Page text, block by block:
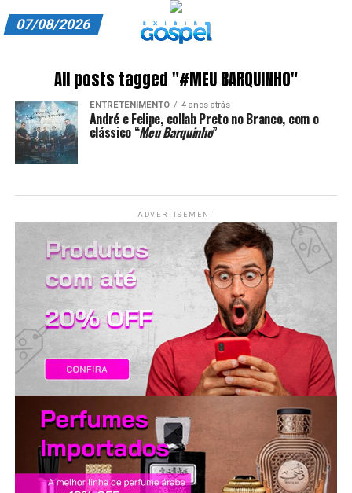
ASSINE
CARRINHO
EDITORIAL
EXPEDIENTE
FINALIZAR COMPRA
HOME
LANÇAMENTOS
07/08/2026
All posts tagged "#MEU BARQUINHO"
ENTRETENIMENTO 4 anos atrás
André e Felipe, collab Preto no Branco, com o
clássico “Meu Barquinho”
ADVERTISEMENT